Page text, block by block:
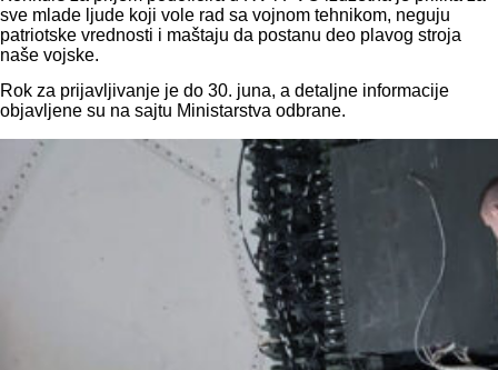
sve mlade ljude koji vole rad sa vojnom tehnikom, neguju
patriotske vrednosti i maštaju da postanu deo plavog stroja
naše vojske.
Rok za prijavljivanje je do 30. juna, a detaljne informacije
objavljene su na sajtu Ministarstva odbrane.